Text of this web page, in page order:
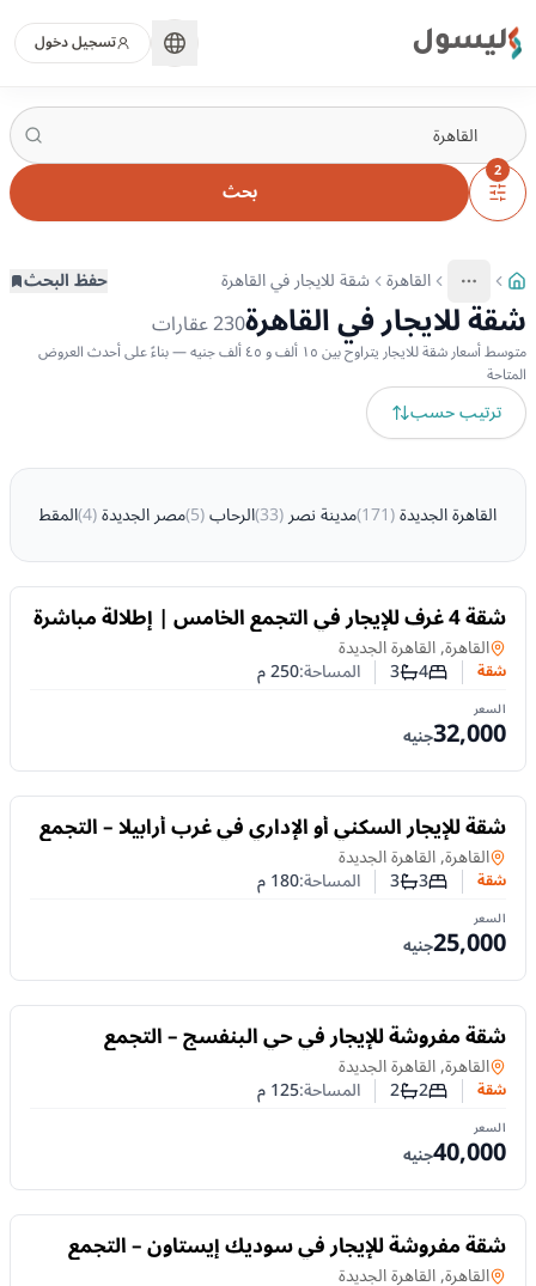
ليسول تسجيل دخول
2
بحث
More
عرض المزيد من المسارات
القاهرة شقة للايجار في القاهرة حفظ البحث
شقة للايجار في القاهرة230عقارات
متوسط أسعار شقة للايجار يتراوح بين ١٥ ألف و ٤٥ ألف جنيه — بناءً على أحدث العروض
المتاحة
ترتيب حسب
القاهرة الجديدة(
171
)مدينة نصر(
33
)الرحاب(
5
)مصر الجديدة(
4
)المقطم
للايجار شقة 4 غرف للإيجار في التجمع الخامس | إطلالة مباشرة
على الحديقة
شقةفي
القاهرة, القاهرة الجديدة
شقة عدد غرف النوم
4عدد الحمامات
3 المساحة:250م
السعر
32,000جنيه
للايجار
شقة للإيجار السكني أو الإداري في غرب أرابيلا – التجمع
الخامس | على محور جمال عبد الناصر
شقةفي
القاهرة, القاهرة الجديدة
شقة عدد غرف النوم
3عدد الحمامات
3 المساحة:180م
السعر
25,000جنيه
للايجار
شقة مفروشة للإيجار في حي البنفسج – التجمع
الخامس | غرفتان وجاهزة للسكن
شقةفي
القاهرة, القاهرة الجديدة
شقة عدد غرف النوم
2عدد الحمامات
2 المساحة:125م
السعر
40,000جنيه
للايجار
شقة مفروشة للإيجار في سوديك إيستاون – التجمع
الخامس | 3 غرف وجاهزة للسكن
شقةفي
القاهرة, القاهرة الجديدة